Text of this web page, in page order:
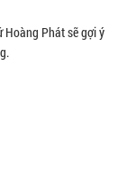
Hoàng Phát sẽ gợi ý